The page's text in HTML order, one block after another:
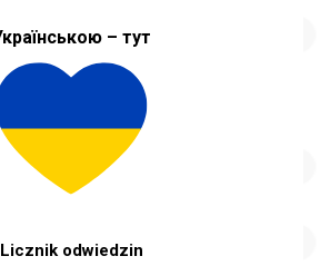
– тут
Licznik odwiedzin